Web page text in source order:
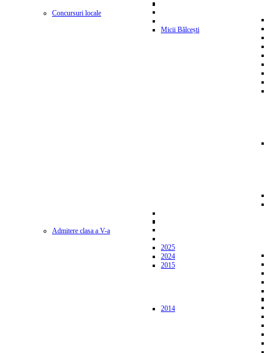
Concursuri locale
Micii Bălcești
Admitere clasa a V-a
2025
2024
2015
2014